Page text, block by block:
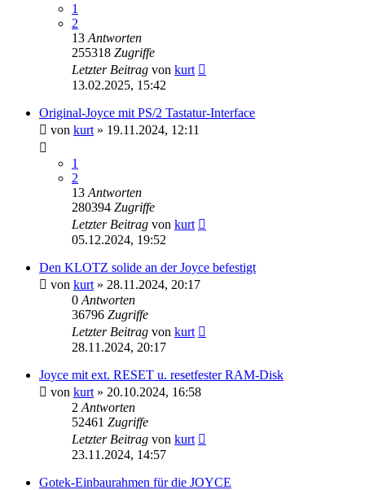
1
2
13 Antworten
255318 Zugriffe
Letzter Beitrag von kurt
13.02.2025, 15:42
Original-Joyce mit PS/2 Tastatur-Interface
von kurt » 19.11.2024, 12:11
1
2
13 Antworten
280394 Zugriffe
Letzter Beitrag von kurt
05.12.2024, 19:52
Den KLOTZ solide an der Joyce befestigt
von kurt » 28.11.2024, 20:17
0 Antworten
36796 Zugriffe
Letzter Beitrag von kurt
28.11.2024, 20:17
Joyce mit ext. RESET u. resetfester RAM-Disk
von kurt » 20.10.2024, 16:58
2 Antworten
52461 Zugriffe
Letzter Beitrag von kurt
23.11.2024, 14:57
Gotek-Einbaurahmen für die JOYCE